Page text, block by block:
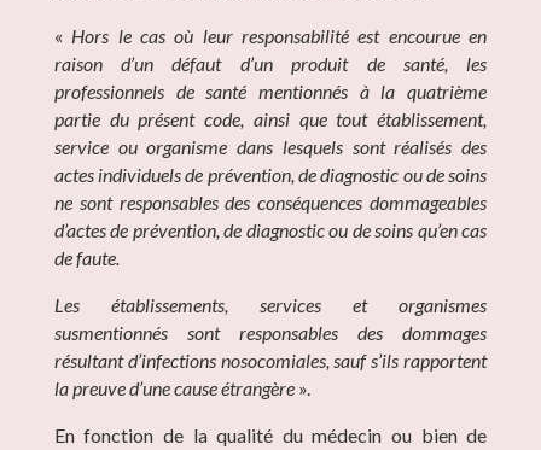
« Hors le cas où leur responsabilité est encourue en
raison d’un défaut d’un produit de santé, les
professionnels de santé mentionnés à la quatrième
partie du présent code, ainsi que tout établissement,
service ou organisme dans lesquels sont réalisés des
actes individuels de prévention, de diagnostic ou de soins
ne sont responsables des conséquences dommageables
d’actes de prévention, de diagnostic ou de soins qu’en cas
de faute.
Les établissements, services et organismes
susmentionnés sont responsables des dommages
résultant d’infections nosocomiales, sauf s’ils rapportent
la preuve d’une cause étrangère».
En fonction de la qualité du médecin ou bien de